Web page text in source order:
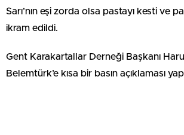
Sarı’nın eşi zorda olsa pastayı kesti ve
ikram edildi.
Gent Karakartallar Derneği Başkanı
Belemtürk’e kısa bir basın açıklaması